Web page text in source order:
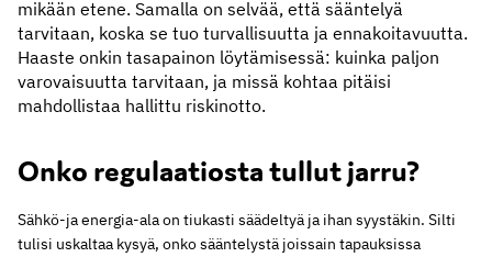
mikään etene. Samalla on selvää, että sääntelyä
tarvitaan, koska se tuo turvallisuutta ja ennakoitavuutta.
Haaste onkin tasapainon löytämisessä: kuinka paljon
varovaisuutta tarvitaan, ja missä kohtaa pitäisi
mahdollistaa hallittu riskinotto.
Onko regulaatiosta tullut jarru?
Sähkö-ja energia-ala on tiukasti säädeltyä ja ihan syystäkin. Silti
tulisi uskaltaa kysyä, onko sääntelystä joissain tapauksissa